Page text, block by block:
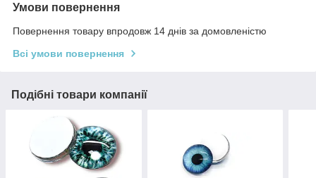
Умови повернення
Повернення товару впродовж 14 днів за домовленістю
Всі умови повернення
Подібні товари компанії